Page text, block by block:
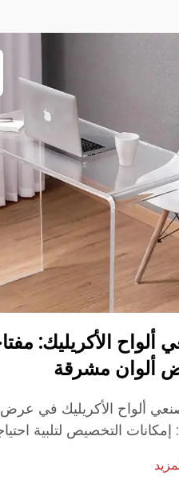
ألواح الأكريليك:
ألوان مشرقة
ألواح الأكريليك في عرض
إمكانات التخصيص لتلبية
حقًا بخيارات التخصيص. يمكن